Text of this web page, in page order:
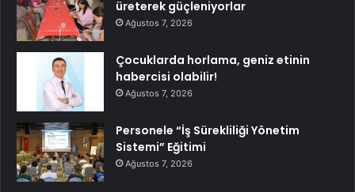
üreterek güçleniyorlar
Ağustos 7, 2026
Çocuklarda horlama, geniz etinin
habercisi olabilir!
Ağustos 7, 2026
Personele “İş Sürekliliği Yönetim
Sistemi” Eğitimi
Ağustos 7, 2026